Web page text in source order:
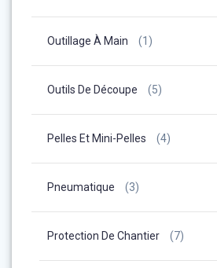
Outillage À Main (1)
Outils De Découpe (5)
Pelles Et Mini-Pelles (4)
Pneumatique (3)
Protection De Chantier (7)